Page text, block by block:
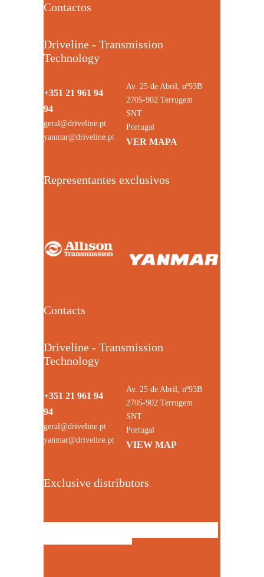
Contactos
Driveline - Transmission
Technology
+351 21 961 94
94
geral@driveline.pt
yanmar@driveline.pt
Av. 25 de Abril, nº93B
2705-902 Terrugem
SNT
Portugal
VER MAPA
Representantes exclusivos
Contacts
Driveline - Transmission
Technology
+351 21 961 94
94
geral@driveline.pt
yanmar@driveline.pt
Av. 25 de Abril, nº93B
2705-902 Terrugem
SNT
Portugal
VIEW MAP
Exclusive distributors